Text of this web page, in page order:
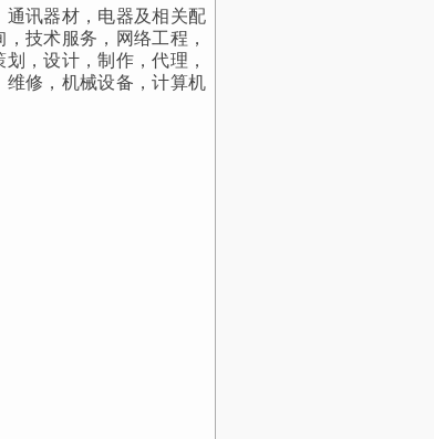
讯器材，电器及相关配
技术服务，网络工程，
，设计，制作，代理，
修，机械设备，计算机